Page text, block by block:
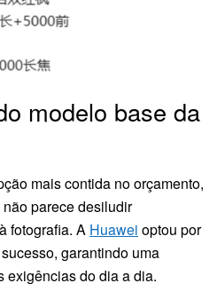
modelo base da
mais contida no orçamento,
parece desiludir
fotografia. A Huawei optou por
garantindo uma
exigências do dia a dia.